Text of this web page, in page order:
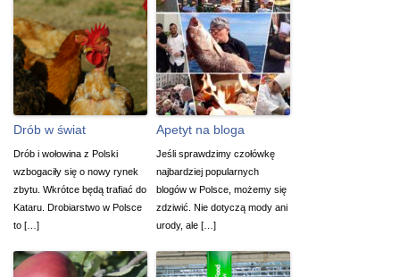
Drób w świat
Drób i wołowina z Polski
wzbogaciły się o nowy rynek
zbytu. Wkrótce będą trafiać do
Kataru. Drobiarstwo w Polsce
to […]
Apetyt na bloga
Jeśli sprawdzimy czołówkę
najbardziej popularnych
blogów w Polsce, możemy się
zdziwić. Nie dotyczą mody ani
urody, ale […]